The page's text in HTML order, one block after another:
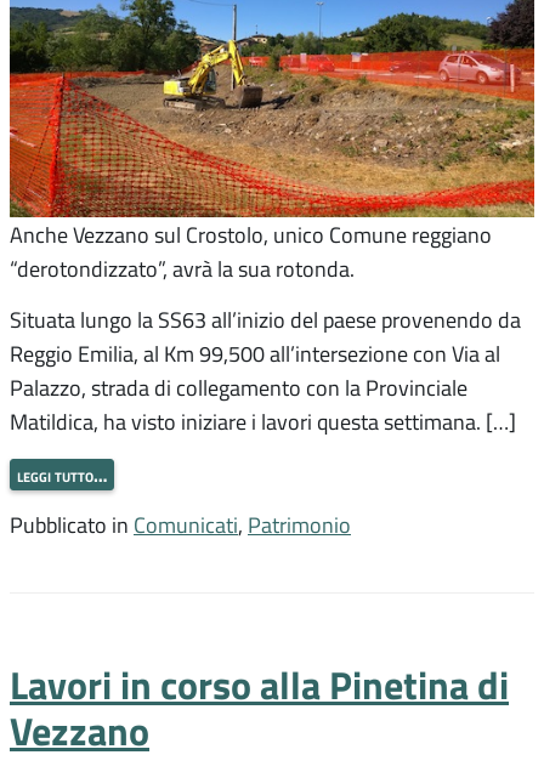
Anche Vezzano sul Crostolo, unico Comune reggiano
“derotondizzato”, avrà la sua rotonda.
Situata lungo la SS63 all’inizio del paese provenendo da
Reggio Emilia, al Km 99,500 all’intersezione con Via al
Palazzo, strada di collegamento con la Provinciale
Matildica, ha visto iniziare i lavori questa settimana. […]
leggi tutto…
Pubblicato in Comunicati, Patrimonio
Lavori in corso alla Pinetina di
Vezzano